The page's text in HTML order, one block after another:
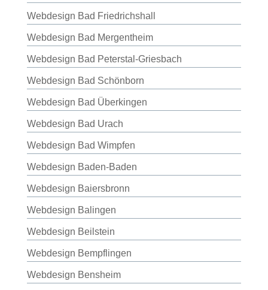
Webdesign Bad Friedrichshall
Webdesign Bad Mergentheim
Webdesign Bad Peterstal-Griesbach
Webdesign Bad Schönborn
Webdesign Bad Überkingen
Webdesign Bad Urach
Webdesign Bad Wimpfen
Webdesign Baden-Baden
Webdesign Baiersbronn
Webdesign Balingen
Webdesign Beilstein
Webdesign Bempflingen
Webdesign Bensheim